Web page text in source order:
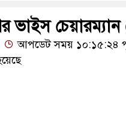
কঠোর ব্যবস্থা নিচ্ছেন: রুহুল
ভাইস চেয়ারম্যান
আপডেট সময় ১০:১৫:২৪